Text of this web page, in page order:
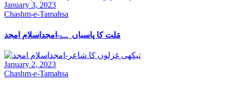
January 3, 2023
Chashm-e-Tamahsa
مَلت کا پاسباں ہے-امجداسلام امجد
January 2, 2023
Chashm-e-Tamahsa